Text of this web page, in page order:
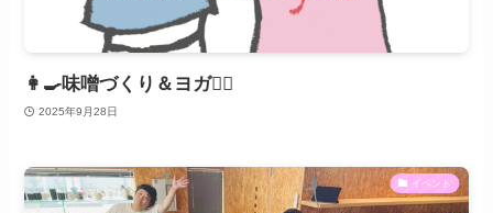
👩‍🍳味噌づくり＆ヨガ🧘‍♀️
2025年9月28日
イベント